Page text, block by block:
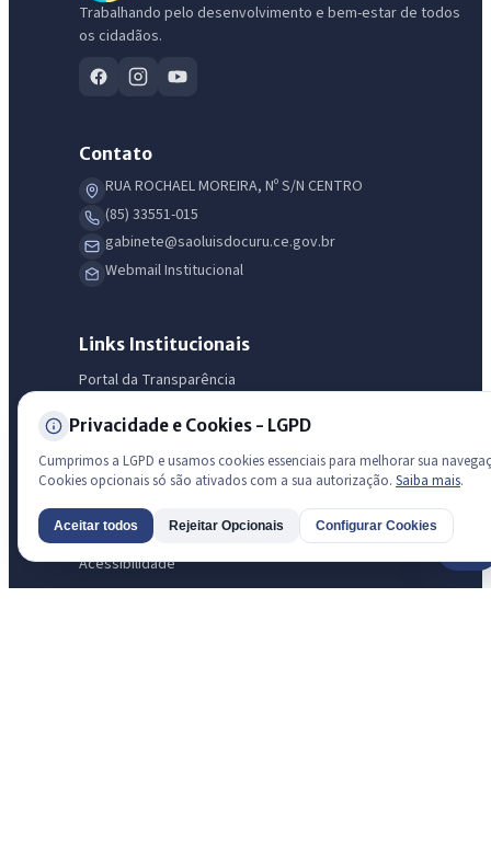
Trabalhando pelo desenvolvimento e bem-estar de todos
os cidadãos.
Contato
RUA ROCHAEL MOREIRA, Nº S/N CENTRO
(85) 33551-015
gabinete@saoluisdocuru.ce.gov.br
Webmail Institucional
Links Institucionais
Portal da Transparência
Licitações
Ouvidoria
e-SIC
LGPD
Mapa do Site
Acessibilidade
Privacidade e Cookies - LGPD
Cumprimos a LGPD e usamos cookies essenciais para melhorar sua
Cookies opcionais só são ativados com a sua autorização. Saiba mais.
Aceitar todos Rejeitar Opcionais Configurar Cookies
licitações, estrutura ou transparência do município.